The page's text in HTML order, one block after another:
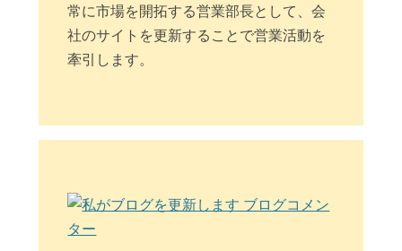
常に市場を開拓する営業部長として、会
社のサイトを更新することで営業活動を
牽引します。